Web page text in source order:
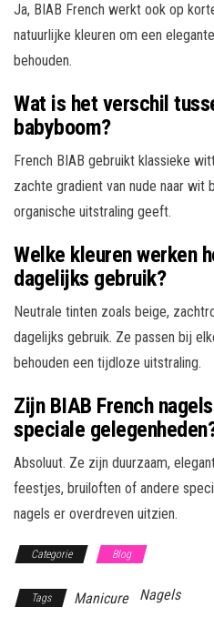
Ja, BIAB French werkt ook op
natuurlijke kleuren om een
behouden.
Wat is het verschil
babyboom?
French BIAB gebruikt klassieke
zachte gradient van nude naar wit
organische uitstraling geeft.
Welke kleuren werken
dagelijks gebruik?
Neutrale tinten zoals beige,
dagelijks gebruik. Ze passen bij
behouden een tijdloze uitstraling.
Zijn BIAB French
speciale
Absoluut. Ze zijn duurzaam,
feestjes, bruiloften of andere
nagels er overdreven uitzien.
Categorie Blog
Tags Manicure Nagels